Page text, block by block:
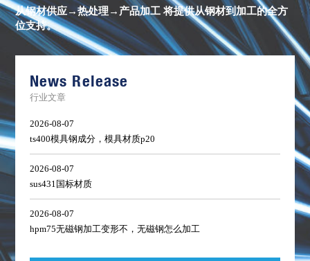
金
棒
材
库
清
从钢材供应→热处理→产品加工将提供从钢材到加工的全方
位支持。
News Release
行业文章
2026-08-07
ts400模具钢成分，模具材质p20
2026-08-07
sus431国标材质
2026-08-07
hpm75无磁钢加工变形不，无磁钢怎么加工